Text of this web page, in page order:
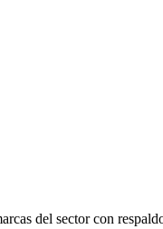
del sector con